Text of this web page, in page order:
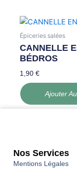
Épiceries salées
CANNELLE
BÉDROS
1,90€
Ajouter
Nos Services
Mentions Légales